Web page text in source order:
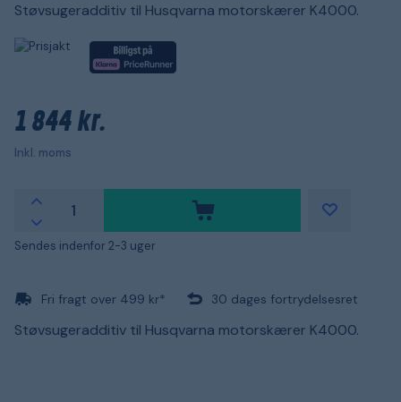
Støvsugeradditiv til Husqvarna motorskærer K4000.
1 844 kr.
Inkl. moms
Sendes indenfor 2-3 uger
Fri fragt over 499 kr* 30 dages fortrydelsesret
Støvsugeradditiv til Husqvarna motorskærer K4000.